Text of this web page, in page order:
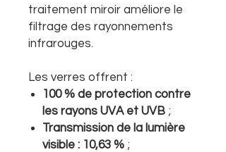
traitement miroir améliore le
filtrage des rayonnements
infrarouges.
Les verres offrent :
100 % de protection contre
les rayons UVA et UVB ;
Transmission de la lumière
visible : 10,63 % ;